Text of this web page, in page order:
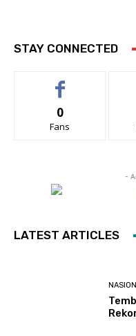
STAY CONNECTED
0
Fans
-
LATEST ARTICLES